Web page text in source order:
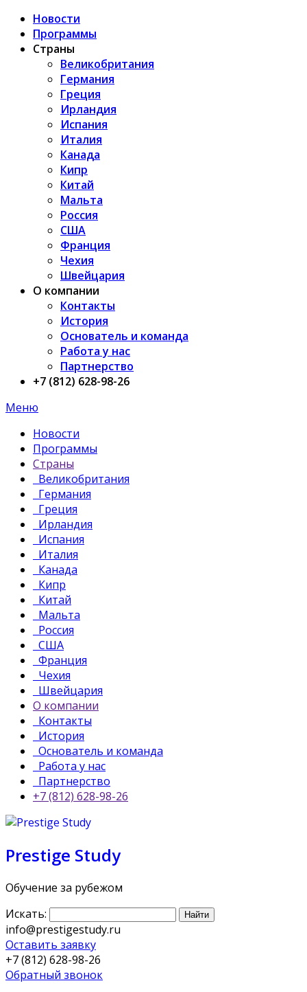
Новости
Программы
Страны
Великобритания
Германия
Греция
Ирландия
Испания
Италия
Канада
Кипр
Китай
Мальта
Россия
США
Франция
Чехия
Швейцария
О компании
Контакты
История
Основатель и команда
Работа у нас
Партнерство
+7 (812) 628-98-26
Меню
Новости
Программы
Страны
Великобритания
Германия
Греция
Ирландия
Испания
Италия
Канада
Кипр
Китай
Мальта
Россия
США
Франция
Чехия
Швейцария
О компании
Контакты
История
Основатель и команда
Работа у нас
Партнерство
+7 (812) 628-98-26
Prestige Study
Обучение за рубежом
Искать:
info@prestigestudy.ru
Оставить заявку
+7 (812) 628-98-26
Обратный звонок